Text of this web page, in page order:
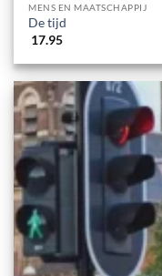
MENS EN MAATSCHAPPIJ
De tijd
17.95